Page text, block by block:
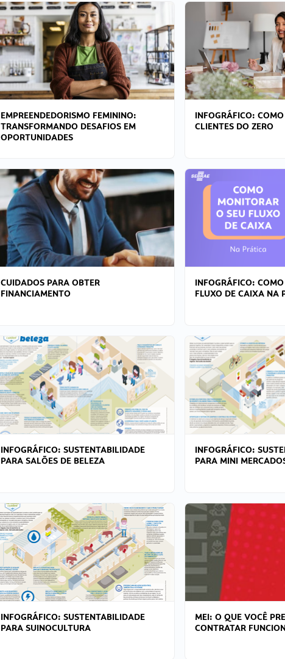
EMPREENDEDORISMO FEMININO:
TRANSFORMANDO DESAFIOS EM
OPORTUNIDADES
INFOGRÁFICO:
CLIENTES DO ZERO
CUIDADOS PARA OBTER
FINANCIAMENTO
INFOGRÁFICO:
FLUXO DE CAIXA NA
INFOGRÁFICO: SUSTENTABILIDADE
PARA SALÕES DE BELEZA
INFOGRÁFICO:
PARA MINI
INFOGRÁFICO: SUSTENTABILIDADE
PARA SUINOCULTURA
MEI: O QUE VOCÊ
CONTRATAR